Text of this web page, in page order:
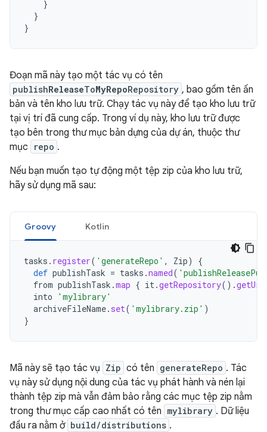
}
}
}
Đoạn mã này tạo một tác vụ có tên
publishReleaseToMyRepoRepository , bao gồm tên ấn
bản và tên kho lưu trữ. Chạy tác vụ này để tạo kho lưu trữ
tại vị trí đã cung cấp. Trong ví dụ này, kho lưu trữ được
tạo bên trong thư mục bản dựng của dự án, thuộc thư
mục
repo .
Nếu bạn muốn tạo tự động một tệp zip của kho lưu trữ,
hãy sử dụng mã sau:
Groovy Kotlin
tasks . register( 'generateRepo' , Zip)
{
def publishTask = tasks .named(
from publishTask .map { it.getRepository().getUrl
into
'mylibrary'
archiveFileName. set( 'mylibrary.zip' )
}
Mã này sẽ tạo tác vụ Zip có tên generateRepo . Tác
vụ này sử dụng nội dung của tác vụ phát hành và nén lại
thành tệp zip mà vẫn đảm bảo rằng các mục tệp zip nằm
trong thư mục cấp cao nhất có tên mylibrary . Dữ liệu
đầu ra nằm ở build/distributions .